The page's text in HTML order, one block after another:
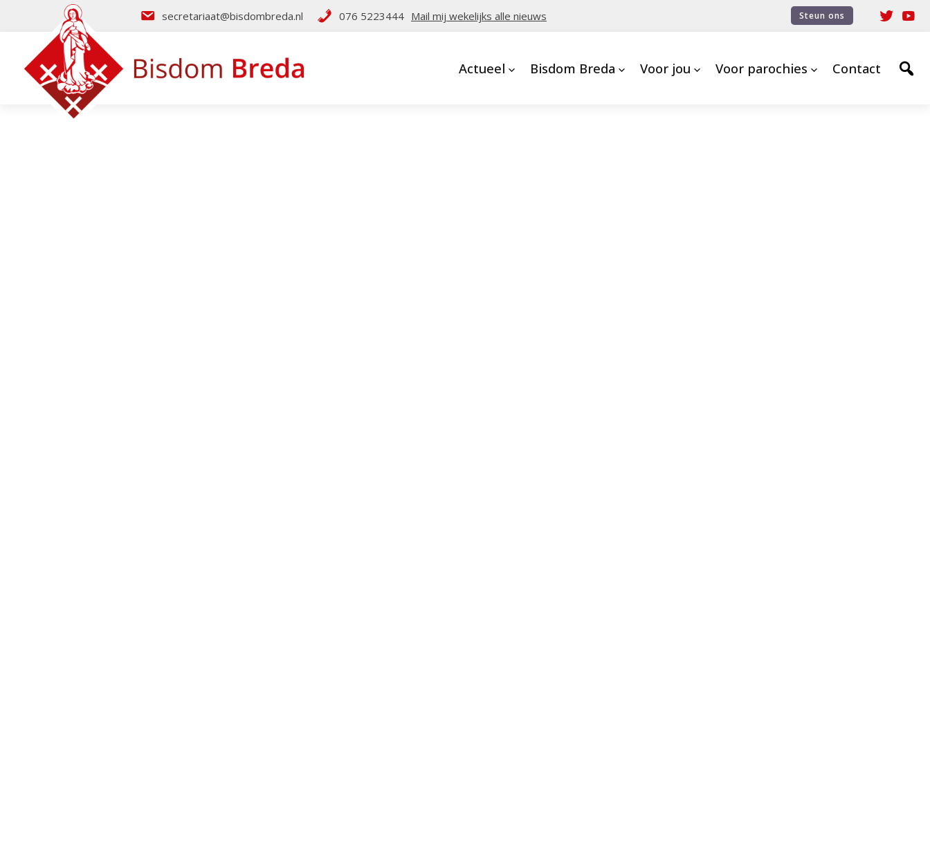
secretariaat@bisdombreda.nl 076 5223444 Mail mij wekelijks alle nieuws Steun ons
Actueel Bisdom Breda Voor jou Voor parochies Contact